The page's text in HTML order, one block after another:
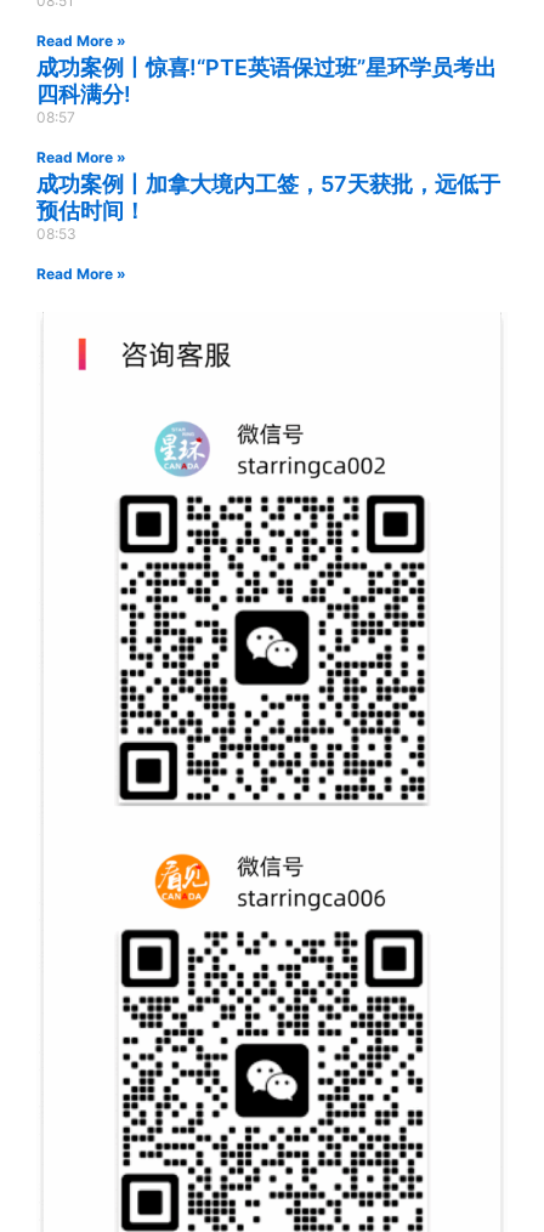
Read More »
成功案例丨惊喜!“PTE英语保过班”星环学员考出
四科满分!
08:57
Read More »
成功案例丨加拿大境内工签，57天获批，远低于
预估时间！
08:53
Read More »